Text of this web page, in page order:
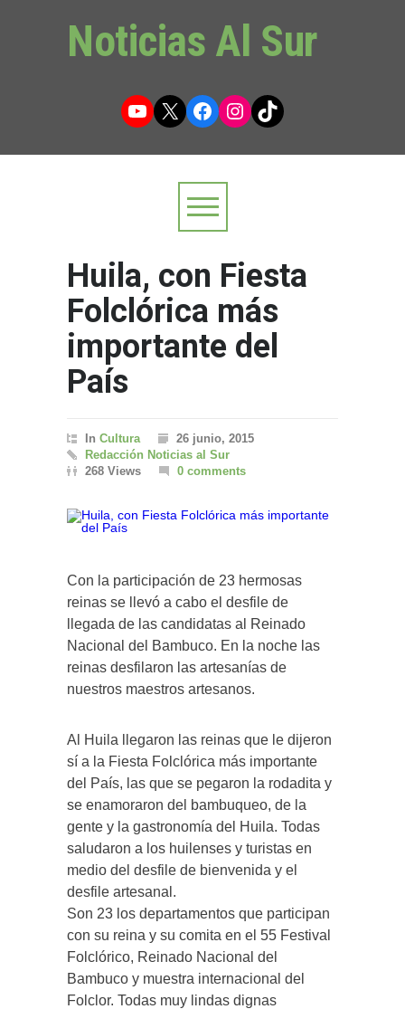
Noticias Al Sur
YouTube
X Facebook
Instagram
TikTok
Huila, con Fiesta
Folclórica más
importante del
País
In Cultura
26 junio, 2015
Redacción Noticias al Sur
268 Views
0 comments
Con la participación de 23 hermosas
reinas se llevó a cabo el desfile de
llegada de las candidatas al Reinado
Nacional del Bambuco. En la noche las
reinas desfilaron las artesanías de
nuestros maestros artesanos.
Al Huila llegaron las reinas que le dijeron
sí a la Fiesta Folclórica más importante
del País, las que se pegaron la rodadita y
se enamoraron del bambuqueo, de la
gente y la gastronomía del Huila. Todas
saludaron a los huilenses y turistas en
medio del desfile de bienvenida y el
desfile artesanal.
Son 23 los departamentos que participan
con su reina y su comita en el 55 Festival
Folclórico, Reinado Nacional del
Bambuco y muestra internacional del
Folclor. Todas muy lindas dignas